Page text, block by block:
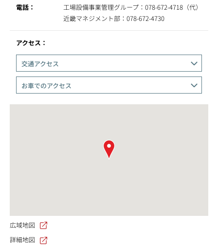
電話：
工場設備事業管理グループ：078-672-4718（代）
近畿マネジメント部：078-672-4730
アクセス：
交通アクセス
お車でのアクセス
広域地図
詳細地図